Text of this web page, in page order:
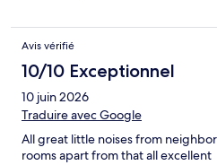
Avis vérifié
10/10 Exceptionnel
10 juin 2026
Traduire avec Google
All great little noises from
rooms apart from that all excellent